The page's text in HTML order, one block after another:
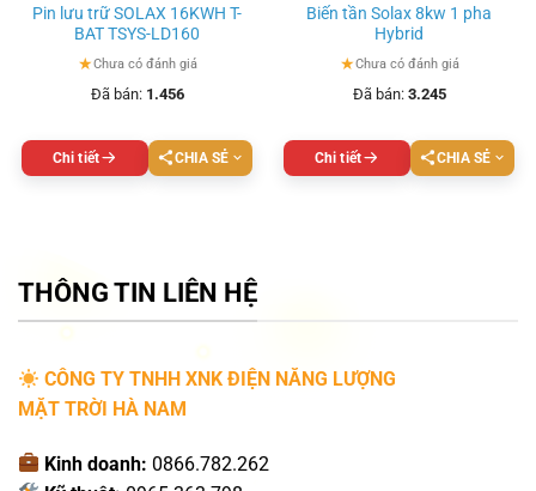
Pin lưu trữ SOLAX 16KWH T-
BAT TSYS-LD160
★Chưa có đánh giá
Đã bán: 1.456
Chi tiết CHIA SẺ
Biến tần Solax 8kw 1 pha
Hybrid
★Chưa có đánh giá
Đã bán: 3.245
Chi tiết CHIA SẺ
THÔNG TIN LIÊN HỆ
CÔNG TY TNHH XNK ĐIỆN NĂNG LƯỢNG
MẶT TRỜI HÀ NAM
Kinh doanh: 0866.782.262